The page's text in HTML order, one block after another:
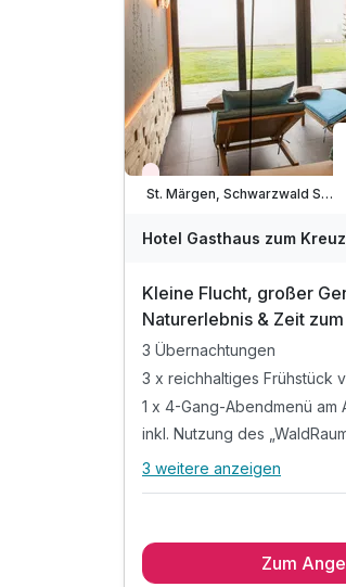
Nur noch Restplätze
St. Märgen, Schwarzwald Süd
Hotel Gasthaus zum Kreuz
Kleine Flucht, großer
Naturerlebnis & Zeit
Abendmenü am
3 Übernachtungen
3 x reichhaltiges Frühstück
1 x 4-Gang-Abendmenü am
inkl. Nutzung des
Alle Inklusivleistungen
3 x reichhaltiges Frühstück
3 weitere anzeigen
Zum